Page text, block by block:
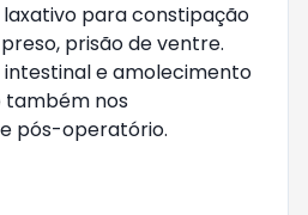
para constipação
prisão de ventre.
intestinal e amolecimento
também nos
pós-operatório.